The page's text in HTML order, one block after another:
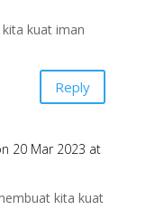
kuat iman
Reply
20 Mar 2023 at
kita kuat